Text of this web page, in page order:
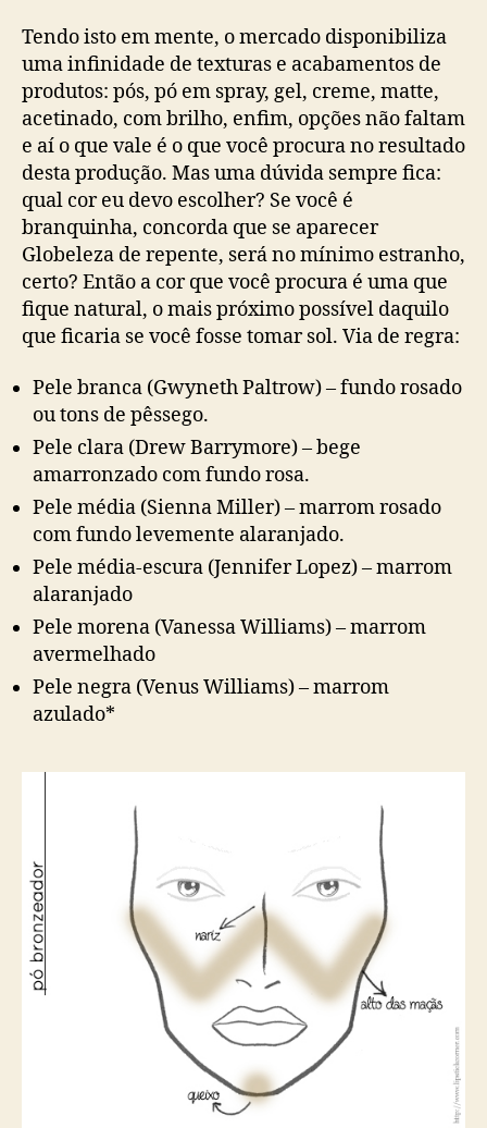
Tendo isto em mente, o mercado disponibiliza
uma infinidade de texturas e acabamentos de
produtos: pós, pó em spray, gel, creme, matte,
acetinado, com brilho, enfim, opções não faltam
e aí o que vale é o que você procura no resultado
desta produção. Mas uma dúvida sempre fica:
qual cor eu devo escolher? Se você é
branquinha, concorda que se aparecer
Globeleza de repente, será no mínimo estranho,
certo? Então a cor que você procura é uma que
fique natural, o mais próximo possível daquilo
que ficaria se você fosse tomar sol. Via de regra:
Pele branca (Gwyneth Paltrow) – fundo rosado
ou tons de pêssego.
Pele clara (Drew Barrymore) – bege
amarronzado com fundo rosa.
Pele média (Sienna Miller) – marrom rosado
com fundo levemente alaranjado.
Pele média-escura (Jennifer Lopez) – marrom
alaranjado
Pele morena (Vanessa Williams) – marrom
avermelhado
Pele negra (Venus Williams) – marrom
azulado*